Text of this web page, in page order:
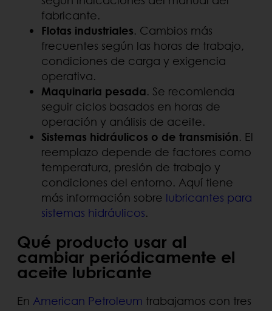
fabricante.
Flotas industriales. Cambios más
frecuentes según las horas de trabajo,
condiciones de carga y exigencia
operativa.
Maquinaria pesada. Se recomienda
seguir ciclos basados en horas de
operación y análisis de aceite.
Sistemas hidráulicos o de transmisión. El
reemplazo depende de factores como
temperatura, presión de trabajo y
condiciones del entorno. Aquí tiene
más información sobre lubricantes para
sistemas hidráulicos.
Qué producto usar al
cambiar periódicamente el
aceite lubricante
En American Petroleum trabajamos con tres